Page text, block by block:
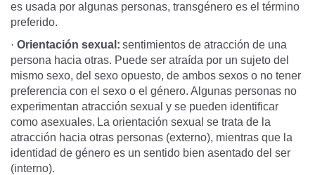
es usada por algunas personas, transgénero es el término
preferido.
· Orientación sexual: sentimientos de atracción de una
persona hacia otras. Puede ser atraída por un sujeto del
mismo sexo, del sexo opuesto, de ambos sexos o no tener
preferencia con el sexo o el género. Algunas personas no
experimentan atracción sexual y se pueden identificar
como asexuales. La orientación sexual se trata de la
atracción hacia otras personas (externo), mientras que la
identidad de género es un sentido bien asentado del ser
(interno).